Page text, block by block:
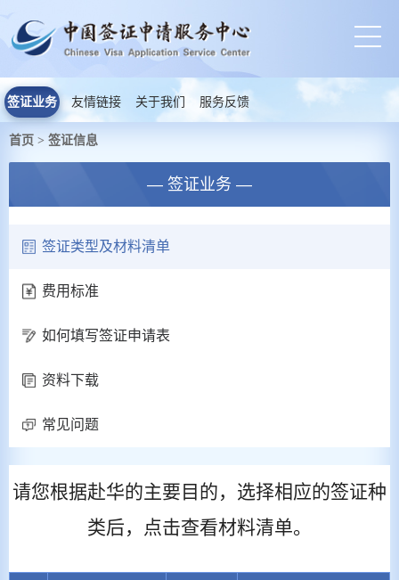
签证业务 友情链接 关于我们 服务反馈
首页 > 签证信息
— 签证业务 —
签证类型及材料清单
费用标准
如何填写签证申请表
资料下载
常见问题
请您根据赴华的主要目的，选择相应的签证种
类后，点击查看材料清单。